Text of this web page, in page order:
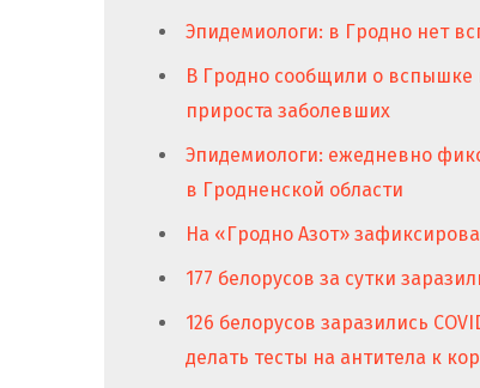
Эпидемиологи: в Гродно нет
В Гродно сообщили о
прироста заболевших
Эпидемиологи: ежедневно
в Гродненской области
На «Гродно Азот»
177 белорусов за сутки
126 белорусов заразились
делать тесты на антитела к